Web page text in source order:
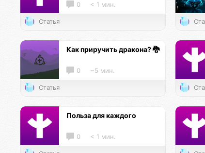
0 < 1 мин.
Статья
Как приручить дракона? 🐉
0 ~5 мин.
Статья
Польза для каждого
0 < 1 мин.